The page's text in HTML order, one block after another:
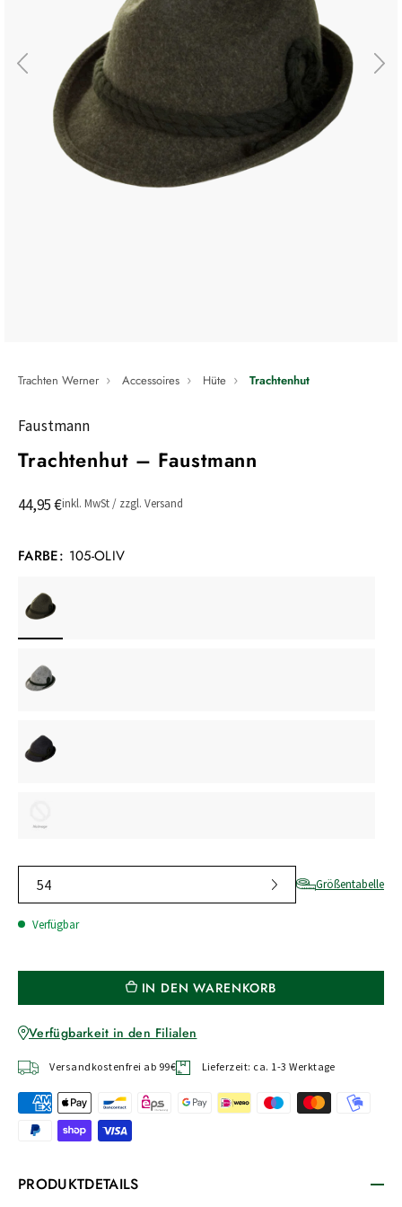
Trachten Werner Accessoires Hüte Trachtenhut
Faustmann
Trachtenhut – Faustmann
44,95 €inkl. MwSt / zzgl. Versand
FARBE: 105-OLIV
Größentabelle
54
Verfügbar
IN DEN WARENKORB
Verfügbarkeit in den Filialen
Versandkostenfrei ab 99€ Lieferzeit: ca. 1-3 Werktage
PRODUKTDETAILS